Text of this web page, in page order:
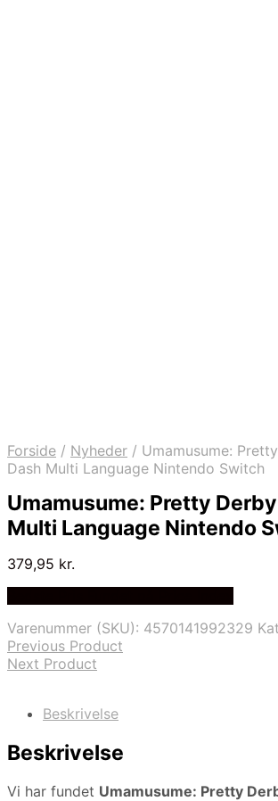
Forside / Nyheder / Umamusume:
Dash Multi Language Nintendo Switch
Umamusume: Pretty
Multi Language Nintendo
379,95 kr.
Varenummer (SKU): 4570141992329
Previous Product
Next Product
Beskrivelse
Beskrivelse
Vi har fundet Umamusume: Pretty